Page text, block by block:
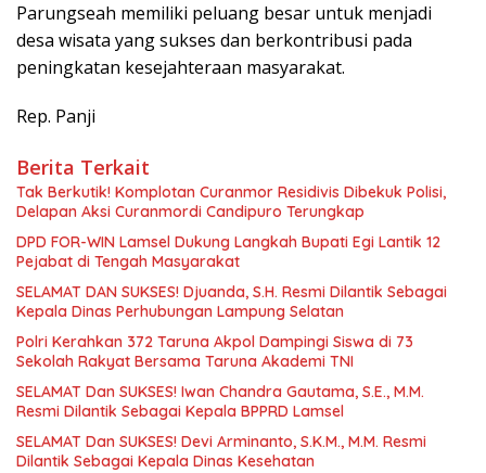
Parungseah memiliki peluang besar untuk menjadi
desa wisata yang sukses dan berkontribusi pada
peningkatan kesejahteraan masyarakat.
Rep. Panji
Berita Terkait
Tak Berkutik! Komplotan Curanmor Residivis Dibekuk Polisi,
Delapan Aksi Curanmordi Candipuro Terungkap
DPD FOR-WIN Lamsel Dukung Langkah Bupati Egi Lantik 12
Pejabat di Tengah Masyarakat
SELAMAT DAN SUKSES! Djuanda, S.H. Resmi Dilantik Sebagai
Kepala Dinas Perhubungan Lampung Selatan
Polri Kerahkan 372 Taruna Akpol Dampingi Siswa di 73
Sekolah Rakyat Bersama Taruna Akademi TNI
SELAMAT Dan SUKSES! Iwan Chandra Gautama, S.E., M.M.
Resmi Dilantik Sebagai Kepala BPPRD Lamsel
SELAMAT Dan SUKSES! Devi Arminanto, S.K.M., M.M. Resmi
Dilantik Sebagai Kepala Dinas Kesehatan